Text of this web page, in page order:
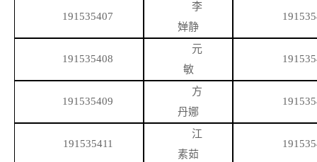
191535407
李
婵静
191535408
元
敏
191535409
方
丹娜
191535411
江
素茹